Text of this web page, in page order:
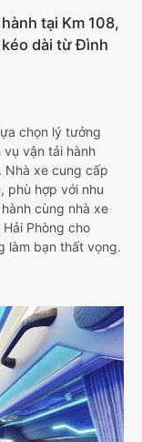
tại Km 108,
dài từ Đình
chọn lý tưởng
vận tải hành
Nhà xe cung cấp
phù hợp với nhu
cùng nhà xe
Phòng cho
làm bạn thất vọng.